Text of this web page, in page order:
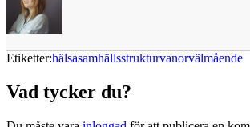
Etiketter:hälsasamhällsstrukturvanorvälmående
Vad tycker du?